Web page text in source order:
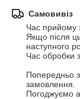
Самовивіз
Час прийому
Якщо після
наступного
Час обробки
Попередньо
замовлення.
Погоджуємо